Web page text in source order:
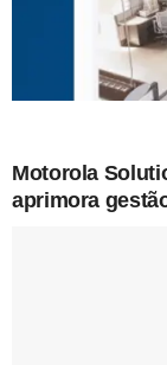
Motorola
aprimora